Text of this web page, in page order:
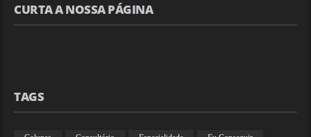
CURTA A NOSSA PÁGINA
TAGS